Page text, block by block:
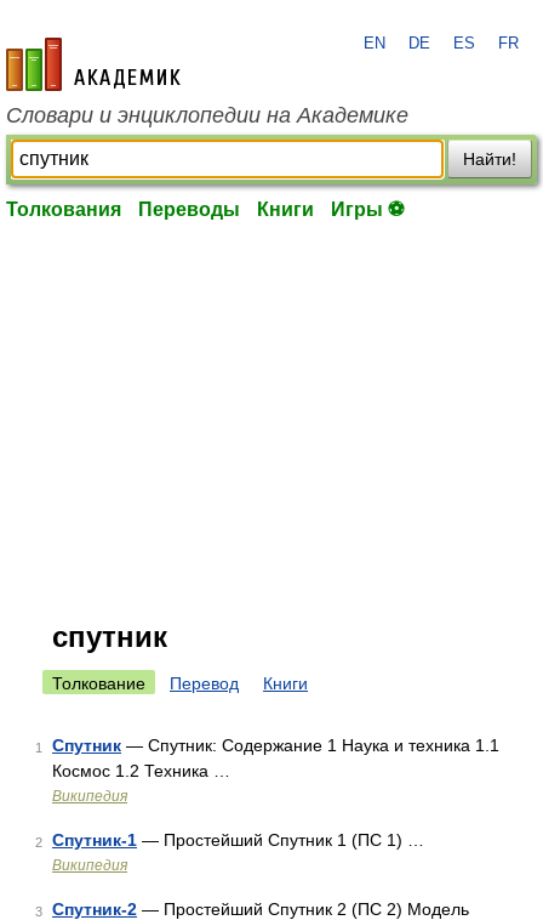
academic.ru
EN DE ES FR
Словари и энциклопедии на Академике
Найти!
Толкования Переводы Книги Игры ⚽
спутник
Толкование Перевод Книги
1 Спутник — Спутник: Содержание 1 Наука и техника 1.1
Космос 1.2 Техника …
Википедия
2 Спутник-1 — Простейший Спутник 1 (ПС 1) …
Википедия
3 Спутник-2 — Простейший Спутник 2 (ПС 2) Модель